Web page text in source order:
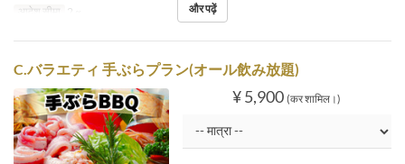
आदेश सीमा 2 ~ और पढ़ें
C.バラエティ 手ぶらプラン(オール飲み放題)
¥ 5,900 (कर शामिल।)